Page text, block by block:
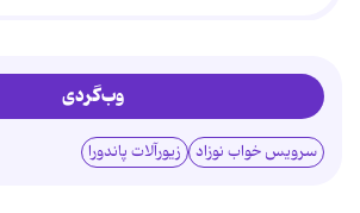
وب‌گردی
سرویس خواب نوزاد زیورآلات پاندورا